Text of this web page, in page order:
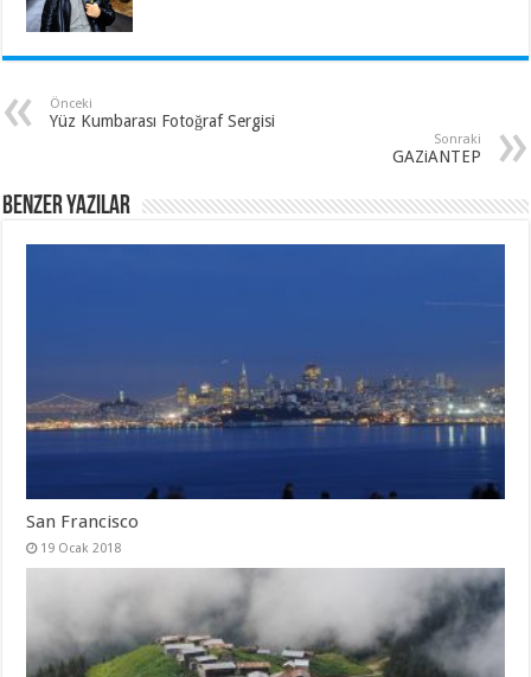
Önceki
Yüz Kumbarası Fotoğraf Sergisi
Sonraki
GAZiANTEP
Benzer Yazılar
San Francisco
19 Ocak 2018